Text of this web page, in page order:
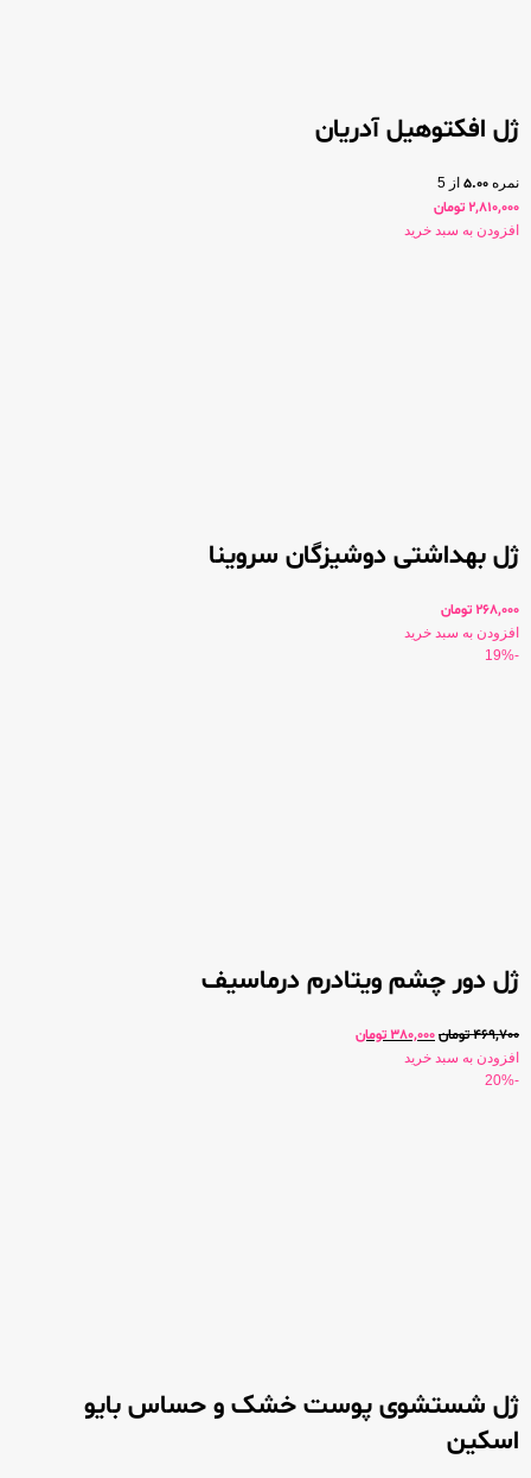
ژل افکتوهیل آدریان
نمره 5.00 از 5
2,810,000 تومان
افزودن به سبد خرید
ژل بهداشتی دوشیزگان سروینا
268,000 تومان
افزودن به سبد خرید
-19%
ژل دور چشم ویتادرم درماسیف
469,700تومان380,000 تومان
افزودن به سبد خرید
-20%
ژل شستشوی پوست خشک و حساس بایو
اسکین